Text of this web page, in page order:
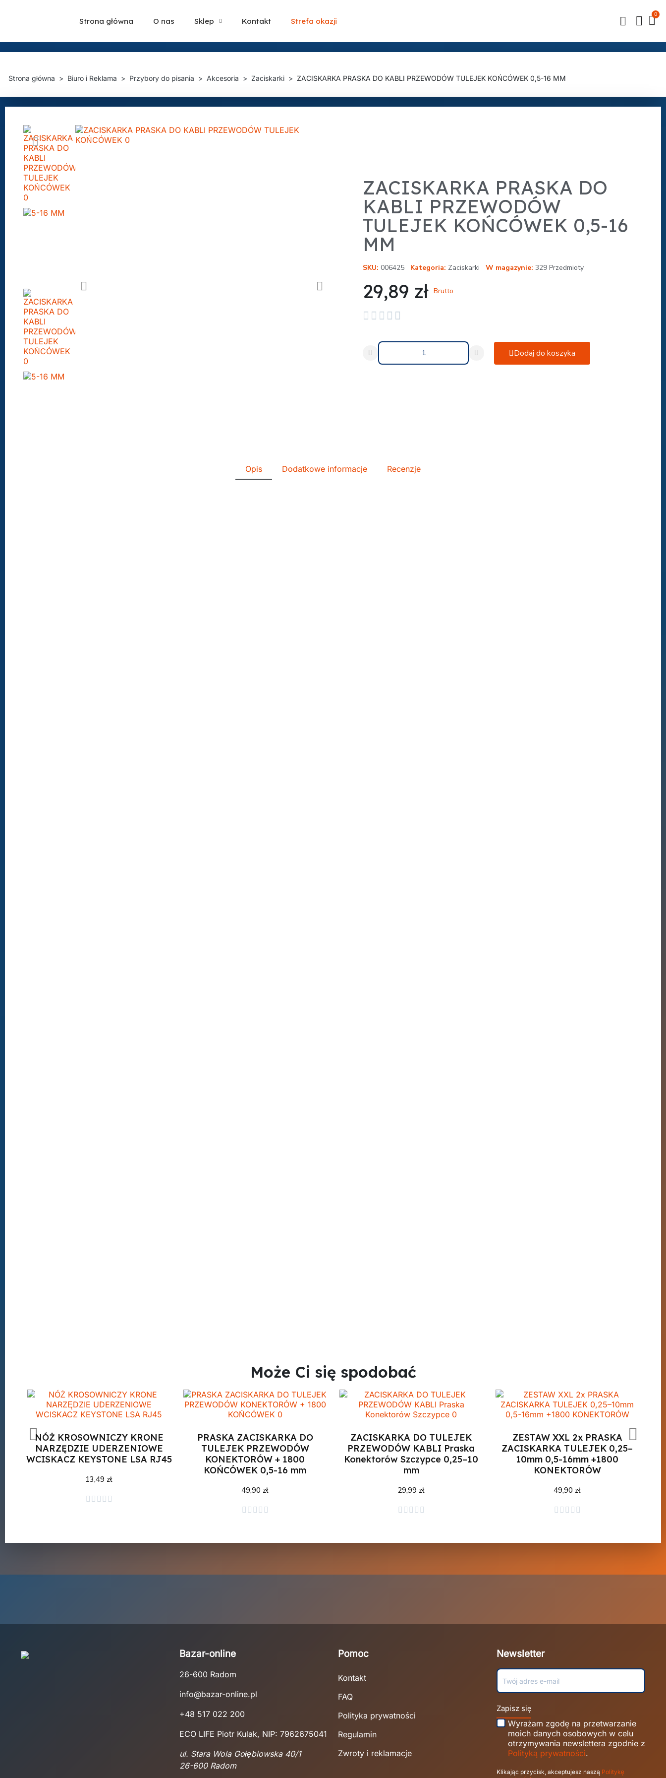
Strona główna O nas Sklep Kontakt Strefa okazji
Strona główna Biuro i Reklama Przybory do pisania Akcesoria Zaciskarki ZACISKARKA PRASKA DO KABLI PRZEWODÓW TULEJEK KOŃCÓWEK 0,5-16 MM
ZACISKARKA PRASKA DO
KABLI PRZEWODÓW
TULEJEK KOŃCÓWEK 0,5-16
MM
SKU 006425 Kategoria Zaciskarki W magazynie 329 Przedmioty
29,89 zł Brutto
    
Dodaj do koszyka
Opis Dodatkowe informacje Recenzje
Może Ci się spodobać
NÓŻ KROSOWNICZY KRONE
NARZĘDZIE UDERZENIOWE
WCISKACZ KEYSTONE LSA RJ45
13,49 zł
    
Dodaj do koszyka
PRASKA ZACISKARKA DO
TULEJEK PRZEWODÓW
KONEKTORÓW + 1800
KOŃCÓWEK 0,5-16 mm
49,90 zł
    
Dodaj do koszyka
ZACISKARKA DO TULEJEK
PRZEWODÓW KABLI Praska
Konektorów Szczypce 0,25–10
mm
29,99 zł
    
Dodaj do koszyka
ZESTAW XXL 2x PRASKA
ZACISKARKA TULEJEK 0,25–
10mm 0,5-16mm +1800
KONEKTORÓW
49,90 zł
    
Dodaj do koszyka
Bazar-online
26-600 Radom
info@bazar-online.pl
+48 517 022 200
ECO LIFE Piotr Kulak, NIP: 7962675041
ul. Stara Wola Gołębiowska 40/1
26-600 Radom
Pomoc
Kontakt
FAQ
Polityka prywatności
Regulamin
Zwroty i reklamacje
Newsletter
Zapisz się
Wyrażam zgodę na przetwarzanie
moich danych osobowych w celu
otrzymywania newslettera zgodnie z
Polityką prywatności.
Klikając przycisk, akceptujesz naszą Politykę